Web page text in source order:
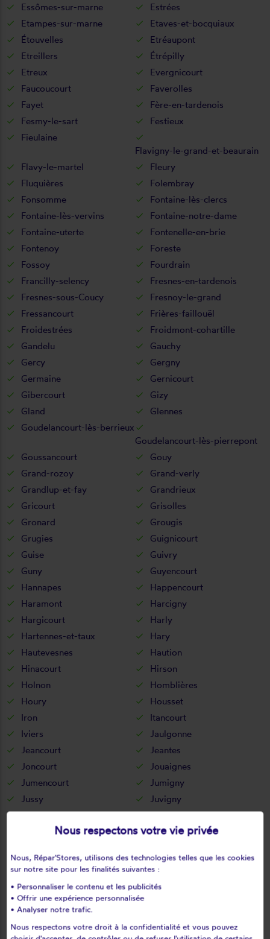
Essômes-sur-marne
Estrées
Etampes-sur-marne
Etaves-et-bocquiaux
Étouvelles
Etréaupont
Etreillers
Étrépilly
Etreux
Evergnicourt
Faucoucourt
Faverolles
Fayet
Fère-en-tardenois
Fesmy-le-sart
Festieux
Fieulaine
Flavigny-le-grand-et-beaurain
Flavy-le-martel
Fleury
Fluquières
Folembray
Fonsomme
Fontaine-lès-clercs
Fontaine-lès-vervins
Fontaine-notre-dame
Fontaine-uterte
Fontenelle-en-brie
Fontenoy
Foreste
Fossoy
Fourdrain
Francilly-selency
Fresnes-en-tardenois
Fresnes-sous-Coucy
Fresnoy-le-grand
Fressancourt
Frières-faillouël
Froidestrées
Froidmont-cohartille
Gandelu
Gauchy
Gercy
Gergny
Germaine
Gernicourt
Gibercourt
Gizy
Gland
Glennes
Goudelancourt-lès-berrieux
Goudelancourt-lès-pierrepont
Goussancourt
Gouy
Grand-rozoy
Grand-verly
Grandlup-et-fay
Grandrieux
Gricourt
Grisolles
Gronard
Grougis
Grugies
Guignicourt
Guise
Guivry
Guny
Guyencourt
Hannapes
Happencourt
Haramont
Harcigny
Hargicourt
Harly
Hartennes-et-taux
Hary
Hautevesnes
Haution
Hinacourt
Hirson
Holnon
Homblières
Houry
Housset
Iron
Itancourt
Iviers
Jaulgonne
Jeancourt
Jeantes
Joncourt
Jouaignes
Jumencourt
Jumigny
Jussy
Juvigny
Juvincourt-et-damary
La bouteille
La capelle
La celle-sous-montmirail
La croix-sur-ourcq
La fère
La hérie
La neuville-bosmont
La neuville-housset
La neuville-lès-dorengt
Nous respectons votre vie privée
Nous, Répar'Stores, utilisons des technologies telles que les cookies
sur notre site pour les finalités suivantes :
• Personnaliser le contenu et les publicités
• Offrir une expérience personnalisée
• Analyser notre trafic.
Nous respectons votre droit à la confidentialité et vous pouvez